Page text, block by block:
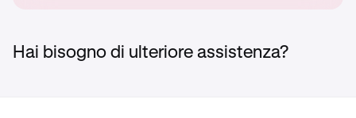
Hai bisogno di ulteriore assistenza?